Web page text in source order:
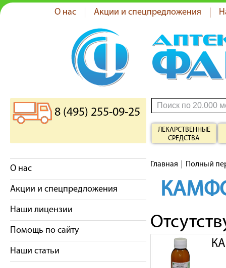
О нас Акции и спецпредложения
8 (495) 255-09-25
ЛЕКАРСТВЕННЫЕ
СРЕДСТВА
О нас
Акции и спецпредложения
Наши лицензии
Помощь по сайту
Наши статьи
Главная Полный